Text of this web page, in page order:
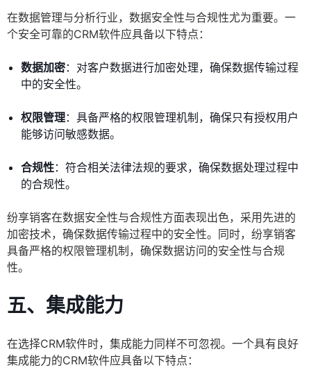
在数据管理与分析行业，数据安全性与合规性尤为重要。一
个安全可靠的CRM软件应具备以下特点：
数据加密：对客户数据进行加密处理，确保数据传输过程
中的安全性。
权限管理：具备严格的权限管理机制，确保只有授权用户
能够访问敏感数据。
合规性：符合相关法律法规的要求，确保数据处理过程中
的合规性。
纷享销客在数据安全性与合规性方面表现出色，采用先进的
加密技术，确保数据传输过程中的安全性。同时，纷享销客
具备严格的权限管理机制，确保数据访问的安全性与合规
性。
五、集成能力
在选择CRM软件时，集成能力同样不可忽视。一个具有良好
集成能力的CRM软件应具备以下特点：